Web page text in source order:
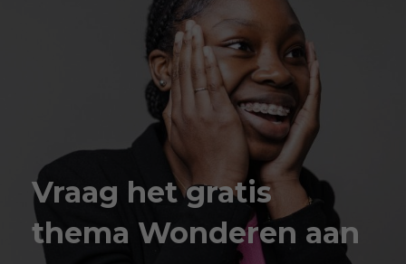
Vraag het gratis
thema Wonderen aan